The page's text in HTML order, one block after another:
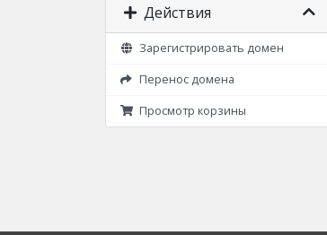
Действия
Зарегистрировать домен
Перенос домена
Просмотр корзины